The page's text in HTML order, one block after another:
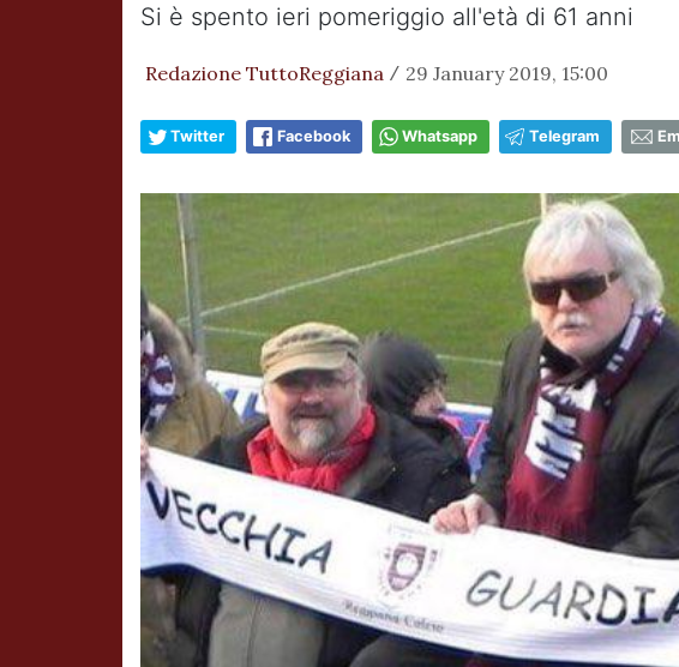
Si è spento ieri pomeriggio all'età di 61 anni
Redazione TuttoReggiana / 29 January 2019, 15:00
Twitter Facebook Whatsapp Telegram